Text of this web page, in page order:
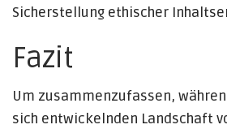
Sicherstellung ethischer
Fazit
Um zusammenzufassen,
sich entwickelnden Landschaft